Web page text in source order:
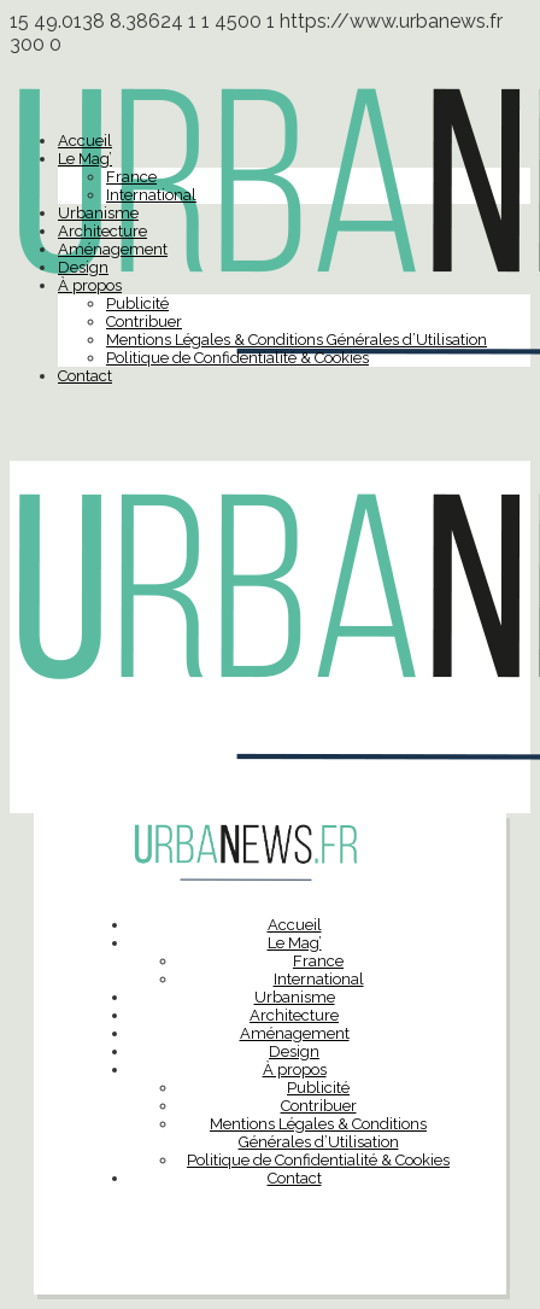
15 49.0138 8.38624 1 1 4500 1 https://www.urbanews.fr
300 0
Accueil
Le Mag’
France
International
Urbanisme
Architecture
Aménagement
Design
À propos
Publicité
Contribuer
Mentions Légales & Conditions Générales d’Utilisation
Politique de Confidentialité & Cookies
Contact
Accueil
Le Mag’
France
International
Urbanisme
Architecture
Aménagement
Design
À propos
Publicité
Contribuer
Mentions Légales & Conditions
Générales d’Utilisation
Politique de Confidentialité & Cookies
Contact